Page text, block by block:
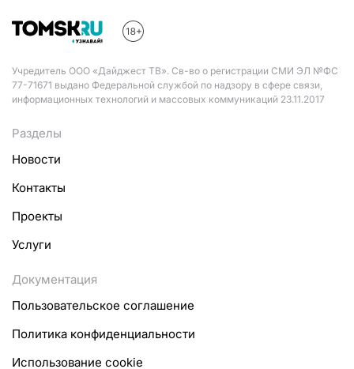
Учредитель ООО «Дайджест ТВ». Св-во о регистрации СМИ ЭЛ №ФС
77-71671 выдано Федеральной службой по надзору в сфере связи,
информационных технологий и массовых коммуникаций 23.11.2017
Разделы
Новости
Контакты
Проекты
Услуги
Документация
Пользовательское соглашение
Политика конфиденциальности
Использование cookie